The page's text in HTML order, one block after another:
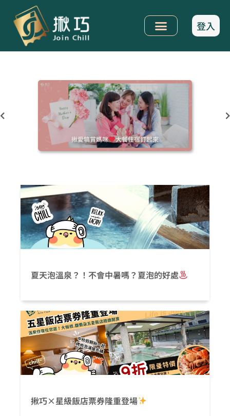
登入
揪愛犒賞媽咪 大餐住宿訂起來
夏天泡溫泉？！不會中暑嗎？夏泡的好處
揪巧×星級飯店票券隆重登場